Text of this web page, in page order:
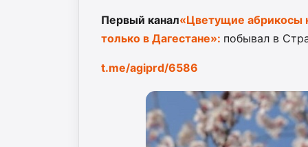
Первый канал«Цветущие абрикосы
только в Дагестане»: побывал в
t.me/agiprd/6586